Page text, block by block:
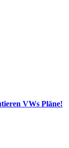
VWs Pläne!